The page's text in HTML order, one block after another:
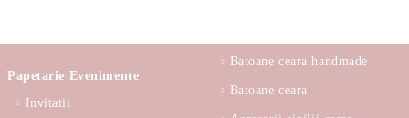
Papetarie Evenimente
Invitatii
Batoane ceara handmade
Batoane ceara